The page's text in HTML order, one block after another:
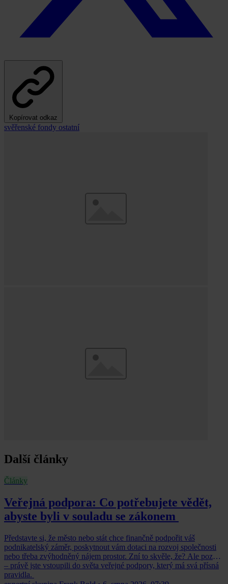
Kopírovat odkaz
svěřenské fondy ostatní
Další články
Články
Veřejná podpora: Co potřebujete vědět,
abyste byli v souladu se zákonem
Představte si, že město nebo stát chce finančně podpořit váš
podnikatelský záměr, poskytnout vám dotaci na rozvoj společnosti
nebo třeba zvýhodněný nájem prostor. Zní to skvěle, že? Ale pozor
– právě jste vstoupili do světa veřejné podpory, který má svá přísná
pravidla.